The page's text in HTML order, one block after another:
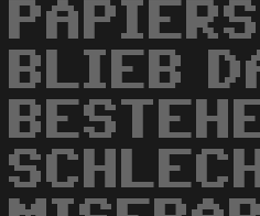
BLIEB